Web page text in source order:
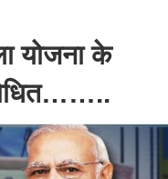
योजना के